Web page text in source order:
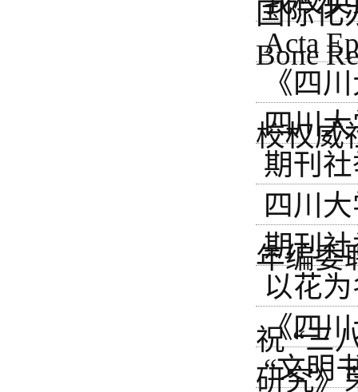
国际化
Bone
Acta
《四
校权威
四川
期刊
四川
年编委
期刊
以花
祝 “三
《四
研究》
“文明